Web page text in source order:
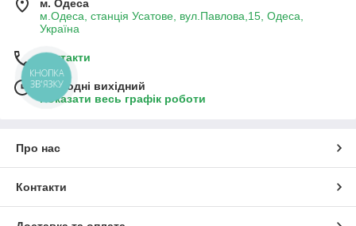
м. Одеса
м.Одеса, станція Усатове, вул.Павлова,15, Одеса,
Україна
Контакти
Сьогодні вихідний
Показати весь графік роботи
Про нас
Контакти
КНОПКА
ЗВ'ЯЗКУ